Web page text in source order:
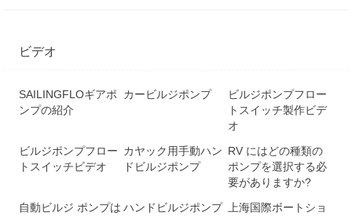
ビデオ
SAILINGFLOギアポ
ンプの紹介
カービルジポンプ
ビルジポンプフロー
トスイッチ製作ビデ
オ
ビルジポンプフロー
トスイッチビデオ
カヤック用手動ハン
ドビルジポンプ
RV にはどの種類の
ポンプを選択する必
要がありますか?
自動ビルジ ポンプは ハンドビルジポンプ 上海国際ボートショ